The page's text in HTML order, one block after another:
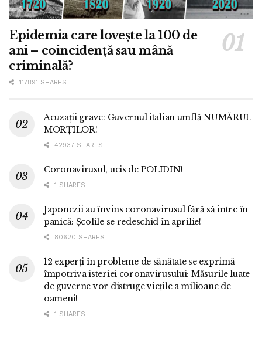
Epidemia care lovește la 100 de
ani – coincidență sau mână
criminală?
117891 SHARES
Acuzații grave: Guvernul italian umflă NUMĂRUL
MORȚILOR!
42937 SHARES
Coronavirusul, ucis de POLIDIN!
1 SHARES
Japonezii au învins coronavirusul fără să intre în
panică: Școlile se redeschid în aprilie!
80620 SHARES
12 experți în probleme de sănătate se exprimă
împotriva isteriei coronavirusului: Măsurile luate
de guverne vor distruge viețile a milioane de
oameni!
1 SHARES